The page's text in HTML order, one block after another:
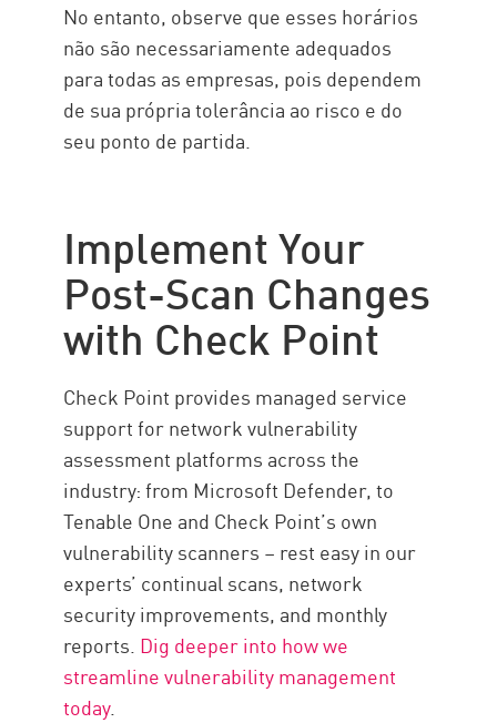
No entanto, observe que esses horários
não são necessariamente adequados
para todas as empresas, pois dependem
de sua própria tolerância ao risco e do
seu ponto de partida.
Implement Your
Post-Scan Changes
with Check Point
Check Point provides managed service
support for network vulnerability
assessment platforms across the
industry: from Microsoft Defender, to
Tenable One and Check Point’s own
vulnerability scanners – rest easy in our
experts’ continual scans, network
security improvements, and monthly
reports. Dig deeper into how we
streamline vulnerability management
today.